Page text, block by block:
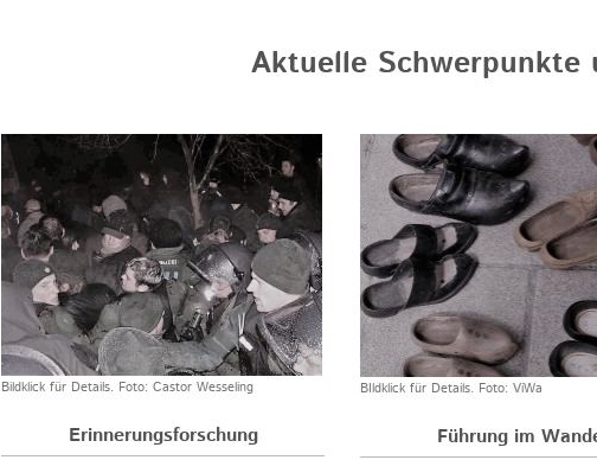
Aktuelle Schwerpunkte
Bildklick für Details. Foto: Castor Wesseling
Erinnerungsforschung
BIldklick für Details. Foto: ViWa
Führung im